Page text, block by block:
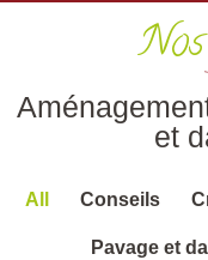
et
All Conseils
Pavage et